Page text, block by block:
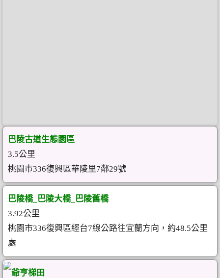
巴陵古道生態園區
3.5公里
桃園市336復興區華陵里7鄰29號
巴陵橋_巴陵大橋_巴陵舊橋
3.92公里
桃園市336復興區經台7線公路往宜蘭方向，約48.5公里
處
爺亨梯田